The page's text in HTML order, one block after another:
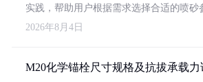
实践，帮助用户根据需求选择合适的喷砂
2026年8月4日
M20化学锚栓尺寸规格及抗拔承载力